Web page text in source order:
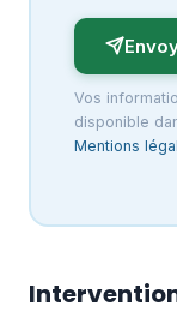
Vos
disponible
Mentions